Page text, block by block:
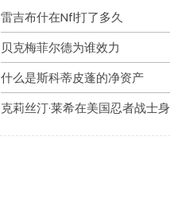
雷吉布什在nfl打了多久
贝克梅菲尔德为谁效力
什么是斯科蒂皮蓬的净资产
克莉丝汀·莱希在美国忍者战士